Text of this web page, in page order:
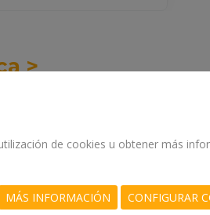
>
de cookies u obtener más
MÁS INFORMACIÓN CONFIGURAR